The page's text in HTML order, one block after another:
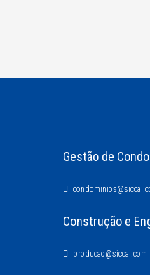
Gestão de
Construção e
producao@siccal.com